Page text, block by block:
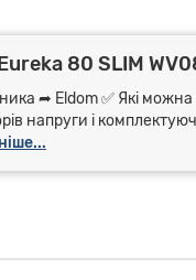
80 SLIM
➦ Eldom ✅ Які
напруги і